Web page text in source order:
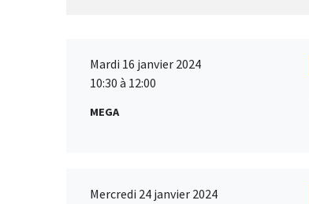
Mardi 16 janvier 2024
10:30 à 12:00
MEGA
Mercredi 24 janvier 2024